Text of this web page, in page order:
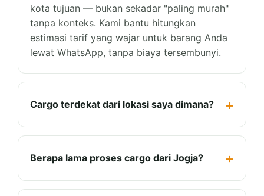
kota tujuan — bukan sekadar "paling murah"
tanpa konteks. Kami bantu hitungkan
estimasi tarif yang wajar untuk barang Anda
lewat WhatsApp, tanpa biaya tersembunyi.
Cargo terdekat dari lokasi saya dimana?
Berapa lama proses cargo dari Jogja?